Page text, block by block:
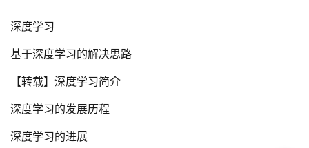
深度学习
基于深度学习的解决思路
【转载】深度学习简介
深度学习的发展历程
深度学习的进展